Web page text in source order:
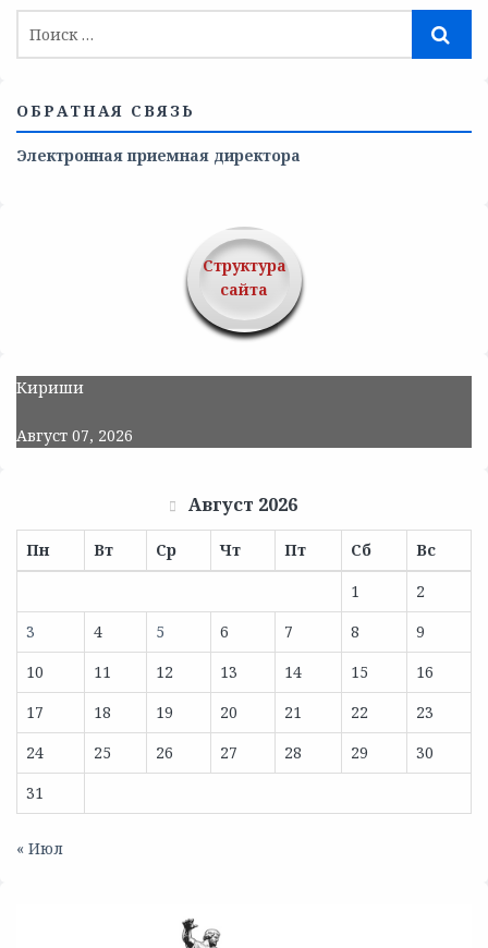
ОБРАТНАЯ СВЯЗЬ
Электронная приемная директора
Структура
сайта
Кириши
Август 07, 2026
Август 2026
Пн Вт Ср Чт Пт Сб
Вс
1
2
3
4 5 6 7 8
9
10
11 12 13 14 15
16
17
18 19 20 21 22
23
24
25 26 27 28 29
30
31
« Июл